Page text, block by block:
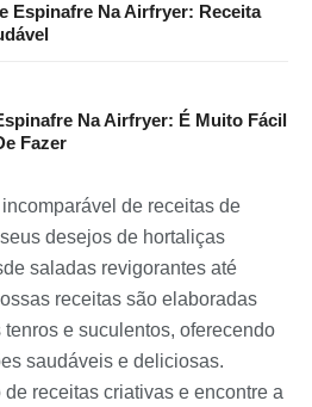
Espinafre Na Airfryer: Receita
Na Airfryer: É Muito Fácil
Fazer
de receitas de
desejos de hortaliças
saladas revigorantes até
receitas são elaboradas
e suculentos, oferecendo
saudáveis e deliciosas.
receitas criativas e encontre a